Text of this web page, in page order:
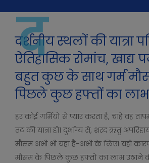
द
दर्शनीय स्थलों की यात्रा
ऐतिहासिक रोमांच, खाद्य
बहुत कुछ के साथ गर्म
पिछले कुछ हफ्तों का लाभ
हर कोई गर्मियों से प्यार करता है, चाहे वह
तट की यात्रा हो। दुर्भाग्य से, शरद ऋतु
मौसम अभी भी यहां है-अभी के लिए। यही
मौसम के पिछले कुछ हफ्तों का लाभ उठाने